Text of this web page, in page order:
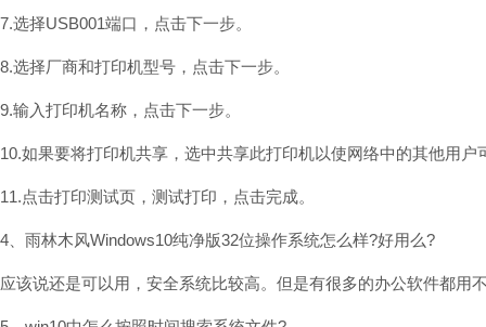
7.选择USB001端口，点击下一步。
8.选择厂商和打印机型号，点击下一步。
9.输入打印机名称，点击下一步。
10.如果要将打印机共享，选中共享此打印机以使网络中的其他用
11.点击打印测试页，测试打印，点击完成。
4、雨林木风Windows10纯净版32位操作系统怎么样?好用么?
应该说还是可以用，安全系统比较高。但是有很多的办公软件都用